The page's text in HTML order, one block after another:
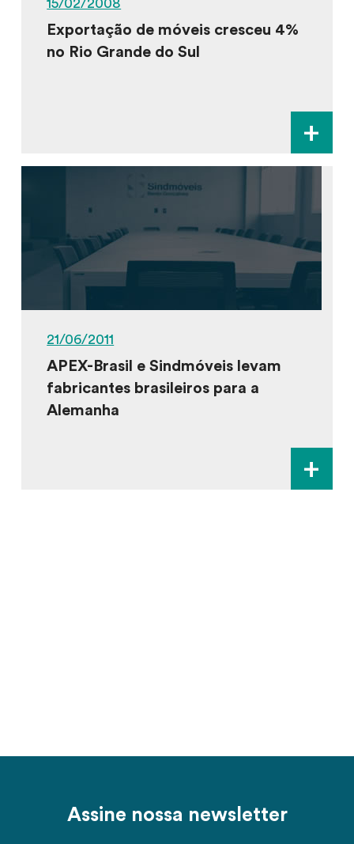
15/02/2008
Exportação de móveis cresceu 4%
no Rio Grande do Sul
+
21/06/2011
APEX-Brasil e Sindmóveis levam
fabricantes brasileiros para a
Alemanha
+
Assine nossa newsletter